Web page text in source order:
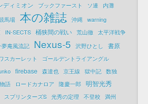
ディミオン ブックファースト ソ連
内灘
馬場 本の雑誌 沖縄 warning
IN-SECTS 桶狭間の戦い 荒山徹 太平洋戦争
夢庵風流記 Nexus-5 沢野ひとし 書原
スカーレット ゴールデントライアングル
firebase 森達也 京王線 獄中記 数独
語 ロードカナロア 隆慶一郎 明智光秀
スプリンターズS 光秀の定理 不登校 満州